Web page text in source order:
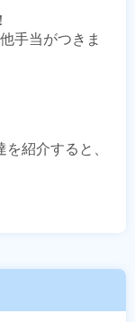
手当がつきま
紹介すると、